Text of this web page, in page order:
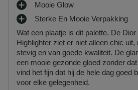
Wat een plaatje is dit palette. De
Highlighter ziet er niet alleen chic
stevig en van goede kwaliteit. De
een mooie gezonde gloed zonder
vind het fijn dat hij de hele dag goed
voor elke gelegenheid.
P
L
U
S
Mooie Glow
P
L
U
S
P
U
N
Sterke En Mooie Verpakking